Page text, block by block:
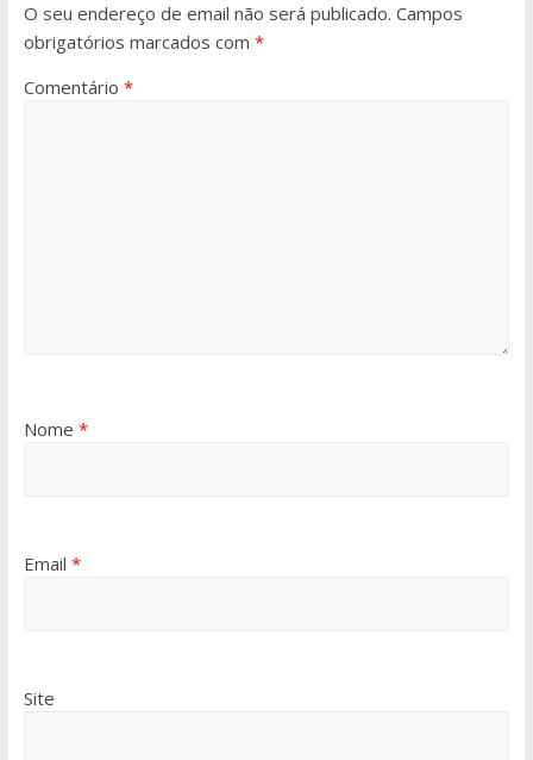
O seu endereço de email não será publicado. Campos
obrigatórios marcados com *
Comentário *
Nome *
Email *
Site